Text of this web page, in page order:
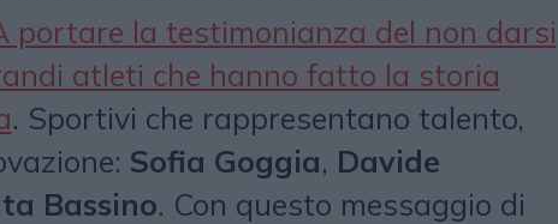
portare la testimonianza del non darsi
atleti che hanno fatto la storia
. Sportivi che rappresentano talento,
Sofia Goggia, Davide
Bassino. Con questo messaggio di